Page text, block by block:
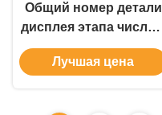
Общий номер детали
дисплея этапа числа 7
тройки анода
бытовые техники 0,39
Лучшая цена